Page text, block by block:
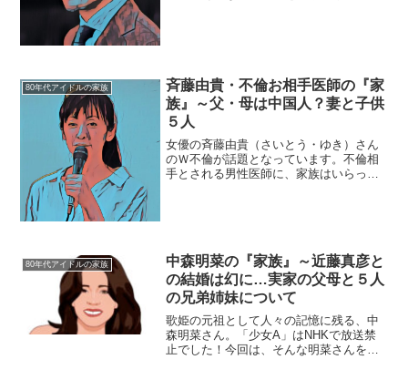
80年代アイドルの家族
斉藤由貴・不倫お相手医師の『家
族』～父・母は中国人？妻と子供
５人
女優の斉藤由貴（さいとう・ゆき）さん
のＷ不倫が話題となっています。不倫相
手とされる男性医師に、家族はいらっし
80年代アイドルの家族
中森明菜の『家族』～近藤真彦と
の結婚は幻に…実家の父母と５人
の兄弟姉妹について
歌姫の元祖として人々の記憶に残る、中
森明菜さん。「少女A」はNHKで放送禁
止でした！今回は、そんな明菜さんを取